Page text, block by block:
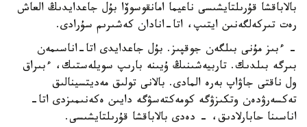
بالاباقشا قۇرىلتايشىسى ناعيما امانقوسوۆا بۇل جاعدايدىڭ العاش
رەت تىركەلگەنىن ايتىپ، اتا-انادان كەشىرىم سۇرادى.
- ءبىز مۇنى بىلگەن جوقپىز. بۇل جاعدايدى اتا-اناسىمەن
بىرگە بىلدىك. تاربيەشىنىڭ ۇيىنە بارىپ سويلەستىك، ءبىراق
ول ناقتى جاۋاپ بەرە المادى. بالانى تولىق مەديتسينالىق
تەكسەرۋدەن وتكىزۋگە كومەكتەسۋگە دايىن ەكەنىمىزدى اتا-
اناسىنا حابارلادىق، - دەدى بالاباقشا قۇرىلتايشىسى.